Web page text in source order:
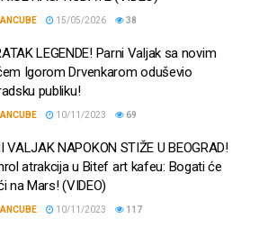
15/05/2026 38
LEGENDE! Parni Valjak sa novim
Igorom Drvenkarom oduševio
publiku!
10/11/2023 69
VALJAK NAPOKON STIŽE U BEOGRAD!
atrakcija u Bitef art kafeu: Bogati će
na Mars! (VIDEO)
10/11/2023 117